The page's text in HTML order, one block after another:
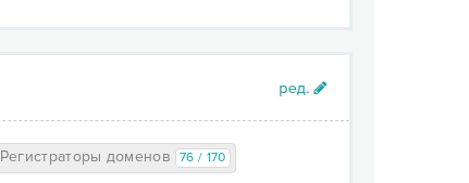
Регистраторы доменов 76 / 170